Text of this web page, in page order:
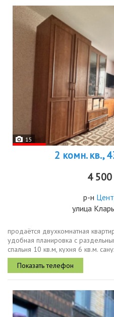
15
2 комн. кв.,
4
р-н
улица
продаётся двухкомнатная
удобная планировка с
спальня 10 кв.м, кухня 6 кв.м.
полы в квартире частично